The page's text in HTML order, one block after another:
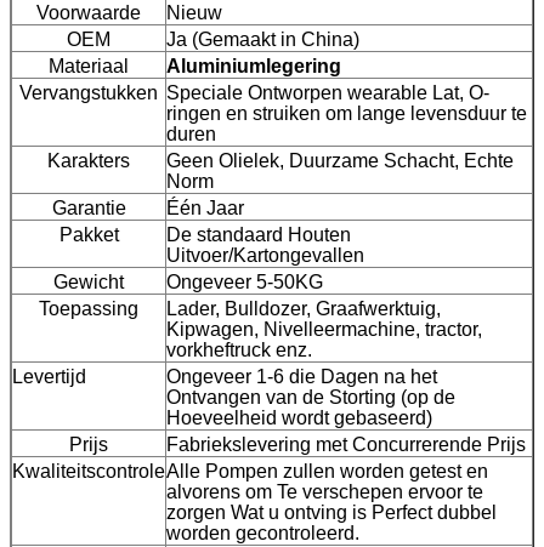
Voorwaarde
Nieuw
OEM
Ja (Gemaakt in China)
Materiaal
Aluminiumlegering
Vervangstukken Speciale Ontworpen wearable Lat, O-
ringen en struiken om lange levensduur te
duren
Karakters
Geen Olielek, Duurzame Schacht, Echte
Norm
Garantie
Één Jaar
Pakket
De standaard Houten
Uitvoer/Kartongevallen
Gewicht
Ongeveer 5-50KG
Toepassing
Lader, Bulldozer, Graafwerktuig,
Kipwagen, Nivelleermachine, tractor,
vorkheftruck enz.
Levertijd
Ongeveer 1-6 die Dagen na het
Ontvangen van de Storting (op de
Hoeveelheid wordt gebaseerd)
Prijs
Fabriekslevering met Concurrerende Prijs
KwaliteitscontroleAlle Pompen zullen worden getest en
alvorens om Te verschepen ervoor te
zorgen Wat u ontving is Perfect dubbel
worden gecontroleerd.